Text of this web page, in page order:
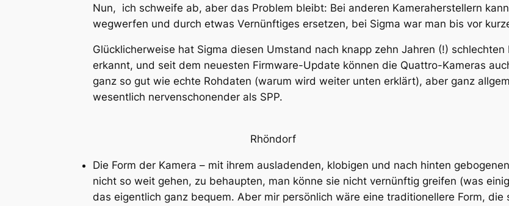
Nun, ich schweife ab, aber das Problem bleibt: Bei anderen Kameraherstellern
wegwerfen und durch etwas Vernünftiges ersetzen, bei Sigma war man bis vor
Glücklicherweise hat Sigma diesen Umstand nach knapp zehn Jahren (!)
erkannt, und seit dem neuesten Firmware-Update können die Quattro-Kameras
ganz so gut wie echte Rohdaten (warum wird weiter unten erklärt), aber ganz
wesentlich nervenschonender als SPP.
Rhöndorf
Die Form der Kamera – mit ihrem ausladenden, klobigen und nach hinten
nicht so weit gehen, zu behaupten, man könne sie nicht vernünftig greifen (was
das eigentlich ganz bequem. Aber mir persönlich wäre eine traditionellere Form,